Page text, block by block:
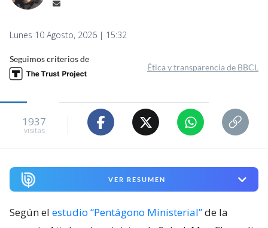
Lunes 10 Agosto, 2026 | 15:32
Seguimos criterios de
Ética y transparencia de BBCL
1937
visitas
VER RESUMEN
Según el estudio “Pentágono Ministerial”de la